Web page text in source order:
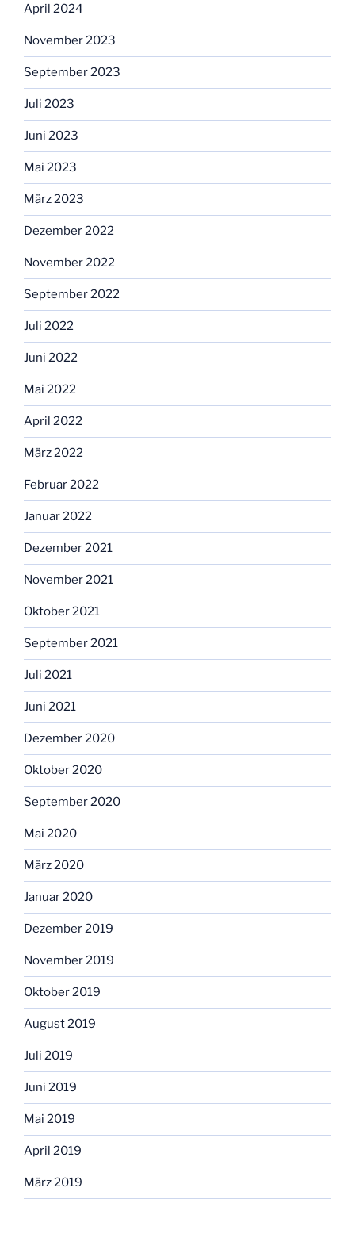
April 2024
November 2023
September 2023
Juli 2023
Juni 2023
Mai 2023
März 2023
Dezember 2022
November 2022
September 2022
Juli 2022
Juni 2022
Mai 2022
April 2022
März 2022
Februar 2022
Januar 2022
Dezember 2021
November 2021
Oktober 2021
September 2021
Juli 2021
Juni 2021
Dezember 2020
Oktober 2020
September 2020
Mai 2020
März 2020
Januar 2020
Dezember 2019
November 2019
Oktober 2019
August 2019
Juli 2019
Juni 2019
Mai 2019
April 2019
März 2019